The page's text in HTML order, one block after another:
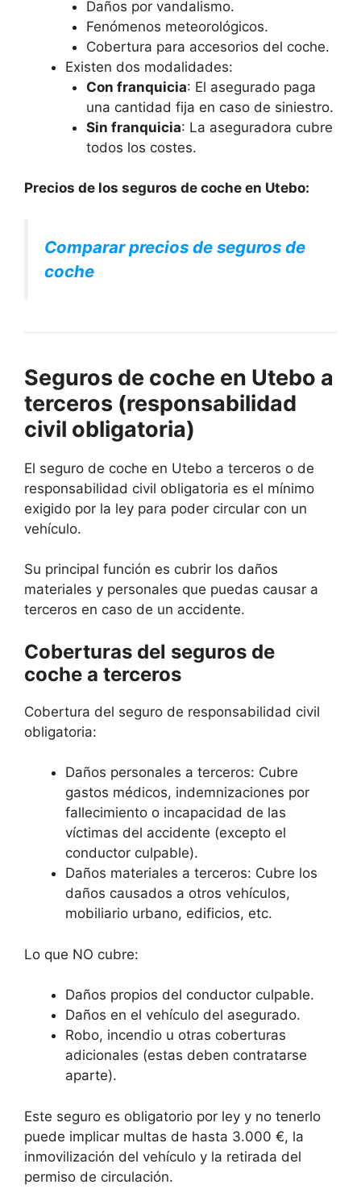
Daños por vandalismo.
Fenómenos meteorológicos.
Cobertura para accesorios del coche.
Existen dos modalidades:
Con franquicia: El asegurado paga
una cantidad fija en caso de siniestro.
Sin franquicia: La aseguradora cubre
todos los costes.
Precios de los seguros de coche en Utebo:
Comparar precios de seguros de
coche
Seguros de coche en Utebo a
terceros (responsabilidad
civil obligatoria)
El seguro de coche en Utebo a terceros o de
responsabilidad civil obligatoria es el mínimo
exigido por la ley para poder circular con un
vehículo.
Su principal función es cubrir los daños
materiales y personales que puedas causar a
terceros en caso de un accidente.
Coberturas del seguros de
coche a terceros
Cobertura del seguro de responsabilidad civil
obligatoria:
Daños personales a terceros: Cubre
gastos médicos, indemnizaciones por
fallecimiento o incapacidad de las
víctimas del accidente (excepto el
conductor culpable).
Daños materiales a terceros: Cubre los
daños causados a otros vehículos,
mobiliario urbano, edificios, etc.
Lo que NO cubre:
Daños propios del conductor culpable.
Daños en el vehículo del asegurado.
Robo, incendio u otras coberturas
adicionales (estas deben contratarse
aparte).
Este seguro es obligatorio por ley y no tenerlo
puede implicar multas de hasta 3.000 €, la
inmovilización del vehículo y la retirada del
permiso de circulación.